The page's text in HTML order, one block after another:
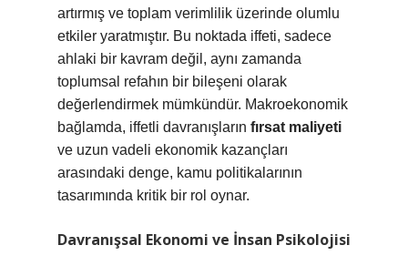
artırmış ve toplam verimlilik üzerinde olumlu
etkiler yaratmıştır. Bu noktada iffeti, sadece
ahlaki bir kavram değil, aynı zamanda
toplumsal refahın bir bileşeni olarak
değerlendirmek mümkündür. Makroekonomik
bağlamda, iffetli davranışların fırsat maliyeti
ve uzun vadeli ekonomik kazançları
arasındaki denge, kamu politikalarının
tasarımında kritik bir rol oynar.
Davranışsal Ekonomi ve İnsan Psikolojisi